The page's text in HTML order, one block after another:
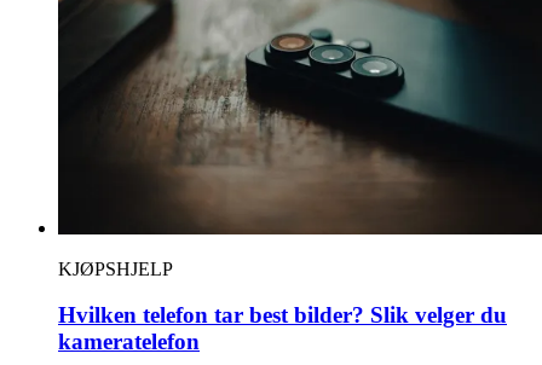
KJØPSHJELP
Hvilken telefon tar best bilder? Slik velger du
kameratelefon